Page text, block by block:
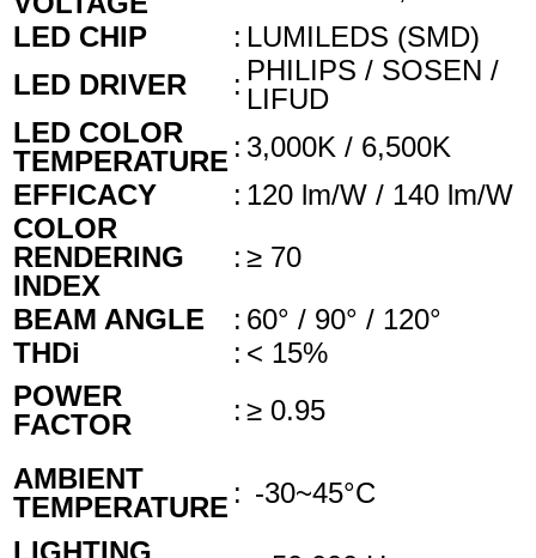
LED CHIP
: LUMILEDS (SMD)
LED DRIVER
: PHILIPS / SOSEN /
LIFUD
LED COLOR
TEMPERATURE : 3,000K / 6,500K
EFFICACY
: 120 lm/W / 140 lm/W
COLOR
RENDERING
INDEX
: ≥ 70
BEAM ANGLE
: 60° / 90° / 120°
THDi
: < 15%
POWER
FACTOR
: ≥ 0.95
AMBIENT
TEMPERATURE : -30~45°C